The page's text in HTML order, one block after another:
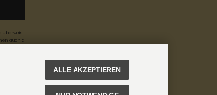
Überweis
auch d
ALLE AKZEPTIEREN